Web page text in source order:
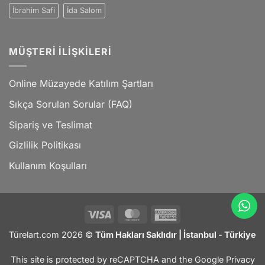
İbrahim Safi İda Salom
MÜŞTERI İLIŞKILERI
Online Müzayede Katılım Şartları
Sıkça Sorulan Sorular (FAQ)
Sipariş ve Teslimat
Gizlilik Politikası
Kullanım Koşulları
Visa MasterCard
Türelart.com 2026 © Tüm Hakları Saklıdır | İstanbul - Türkiye
This site is protected by reCAPTCHA and the Google Privacy